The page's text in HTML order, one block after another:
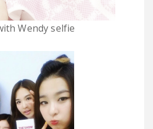
Wendy selfie